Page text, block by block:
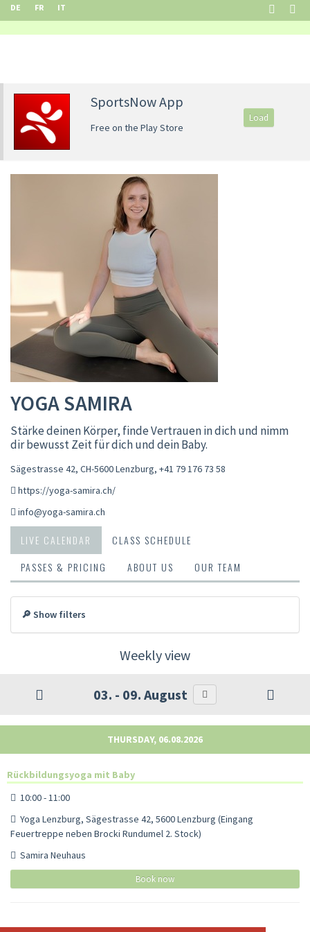
DE FR IT
SportsNow App
Free on the Play Store
Load
YOGA SAMIRA
Stärke deinen Körper, finde Vertrauen in dich und nimm
dir bewusst Zeit für dich und dein Baby.
Sägestrasse 42, CH-5600 Lenzburg, +41 79 176 73 58
https://yoga-samira.ch/
info@yoga-samira.ch
LIVE CALENDAR
CLASS SCHEDULE
PASSES & PRICING
ABOUT US OUR TEAM
🔎 Show filters
Weekly view
03. - 09. August
THURSDAY, 06.08.2026
Rückbildungsyoga mit Baby
10:00 - 11:00
Yoga Lenzburg, Sägestrasse 42, 5600 Lenzburg (Eingang
Feuertreppe neben Brocki Rundumel 2. Stock)
Samira Neuhaus
Book now